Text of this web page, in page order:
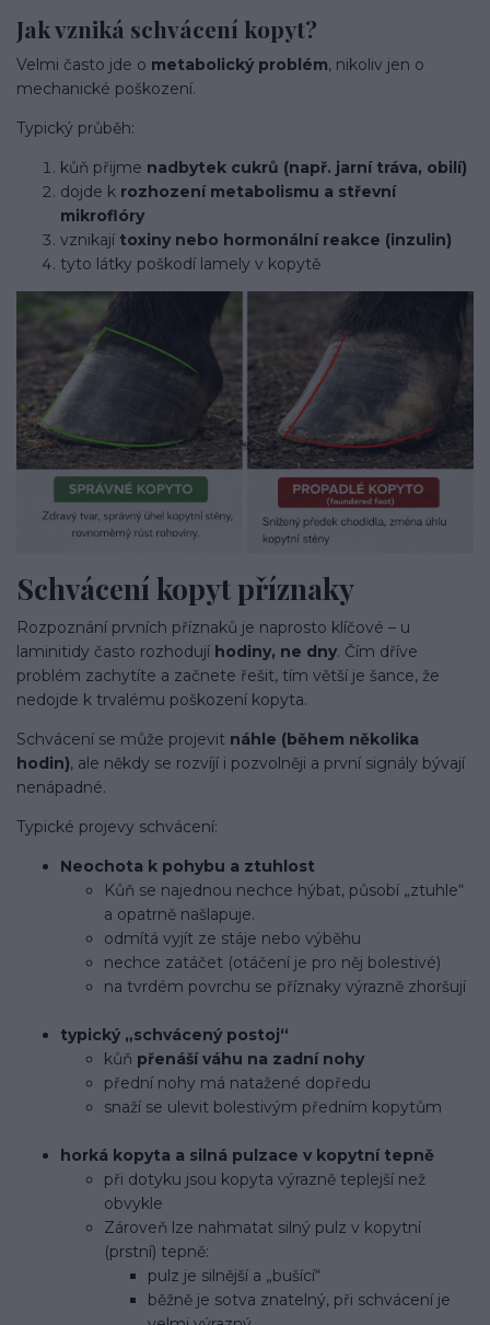
Jak vzniká schvácení kopyt?
Velmi často jde o metabolický problém, nikoliv jen o
mechanické poškození.
Typický průběh:
kůň přijme nadbytek cukrů (např. jarní tráva, obilí)
dojde k rozhození metabolismu a střevní
mikroflóry
vznikají toxiny nebo hormonální reakce (inzulin)
tyto látky poškodí lamely v kopytě
Schvácení kopyt příznaky
Rozpoznání prvních příznaků je naprosto klíčové – u
laminitidy často rozhodují hodiny, ne dny. Čím dříve
problém zachytíte a začnete řešit, tím větší je šance, že
nedojde k trvalému poškození kopyta.
Schvácení se může projevit náhle (během několika
hodin), ale někdy se rozvíjí i pozvolněji a první signály bývají
nenápadné.
Typické projevy schvácení:
Neochota k pohybu a ztuhlost
Kůň se najednou nechce hýbat, působí „ztuhle“
a opatrně našlapuje.
odmítá vyjít ze stáje nebo výběhu
nechce zatáčet (otáčení je pro něj bolestivé)
na tvrdém povrchu se příznaky výrazně zhoršují
typický „schvácený postoj“
kůň přenáší váhu na zadní nohy
přední nohy má natažené dopředu
snaží se ulevit bolestivým předním kopytům
horká kopyta a silná pulzace v kopytní tepně
při dotyku jsou kopyta výrazně teplejší než
obvykle
Zároveň lze nahmatat silný pulz v kopytní
(prstní) tepně:
pulz je silnější a „bušící“
běžně je sotva znatelný, při schvácení je